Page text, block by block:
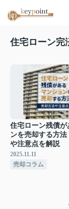
住宅ローン完
住宅ローン残債が
ンを売却する方
や注意点を解説
2025.11.11
売却コラム